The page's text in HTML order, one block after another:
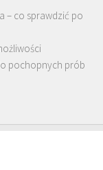
– co sprawdzić po
pochopnych prób